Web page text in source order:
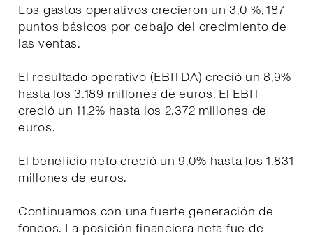
Los gastos operativos crecieron un 3,0 %, 187
puntos básicos por debajo del crecimiento de
las ventas.
El resultado operativo (EBITDA) creció un 8,9%
hasta los 3.189 millones de euros. El EBIT
creció un 11,2% hasta los 2.372 millones de
euros.
El beneficio neto creció un 9,0% hasta los 1.831
millones de euros.
Continuamos con una fuerte generación de
fondos. La posición financiera neta fue de